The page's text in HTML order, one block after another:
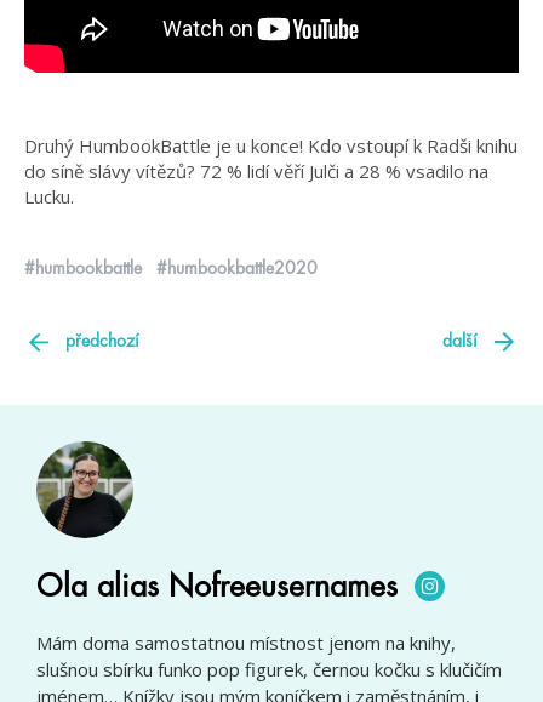
Druhý HumbookBattle je u konce! Kdo vstoupí k Radši knihu
do síně slávy vítězů? 72 % lidí věří Julči a 28 % vsadilo na
Lucku.
#humbookbattle #humbookbattle2020
předchozí další
Ola alias Nofreeusernames
Mám doma samostatnou místnost jenom na knihy,
slušnou sbírku funko pop figurek, černou kočku s klučičím
jménem… Knížky jsou mým koníčkem i zaměstnáním, i